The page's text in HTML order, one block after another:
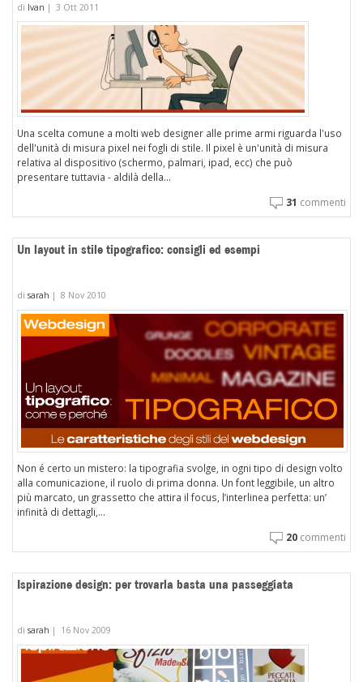
di Ivan | 3 Ott 2011
Una scelta comune a molti web designer alle prime armi riguarda l'uso
dell'unità di misura pixel nei fogli di stile. Il pixel è un'unità di misura
relativa al dispositivo (schermo, palmari, ipad, ecc) che può
presentare tuttavia - aldilà della...
31 commenti
Un layout in stile tipografico: consigli ed esempi
di sarah | 8 Nov 2010
Non é certo un mistero: la tipografia svolge, in ogni tipo di design volto
alla comunicazione, il ruolo di prima donna. Un font leggibile, un altro
più marcato, un grassetto che attira il focus, l’interlinea perfetta: un’
infinità di dettagli,...
20 commenti
Ispirazione design: per trovarla basta una passeggiata
di sarah | 16 Nov 2009